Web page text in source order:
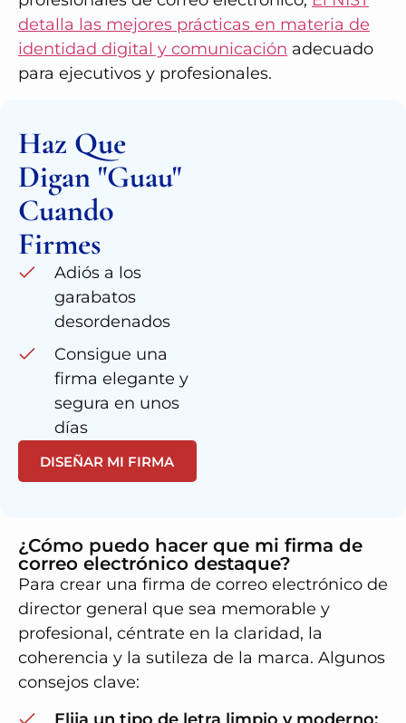
detalla las mejores prácticas en materia de
identidad digital y comunicación adecuado
para ejecutivos y profesionales.
Haz Que
Digan "guau"
Cuando
Firmes
Adiós a los
garabatos
desordenados
Consigue una
firma elegante y
segura en unos
días
DISEÑAR MI FIRMA
¿Cómo puedo hacer que mi firma de
correo electrónico destaque?
Para crear una firma de correo electrónico de
director general que sea memorable y
profesional, céntrate en la claridad, la
coherencia y la sutileza de la marca. Algunos
consejos clave: